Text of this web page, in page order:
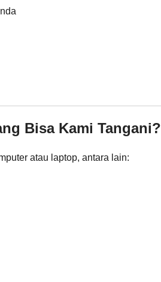
Bisa Kami Tangani?
atau laptop, antara lain: